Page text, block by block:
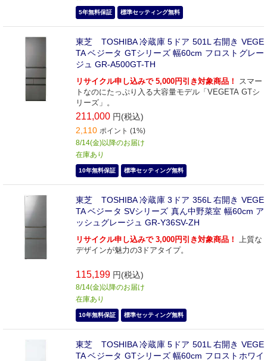
5年無料保証 標準セッティング無料
東芝 TOSHIBA 冷蔵庫 5ドア 501L 右開き VEGE
TA ベジータ GTシリーズ 幅60cm フロストグレー
ジュ GR-A500GT-TH
リサイクル申し込みで 5,000円引き対象商品！
スマー
トなのにたっぷり入る大容量モデル「VEGETA GTシ
リーズ」。
211,000 円(税込)
2,110 ポイント (1%)
8/14(金)以降のお届け
在庫あり
10年無料保証 標準セッティング無料
東芝 TOSHIBA 冷蔵庫 3ドア 356L 右開き VEGE
TA ベジータ SVシリーズ 真ん中野菜室 幅60cm ア
ッシュグレージュ GR-Y36SV-ZH
リサイクル申し込みで 3,000円引き対象商品！
上質な
デザインが魅力の3ドアタイプ。
115,199 円(税込)
8/14(金)以降のお届け
在庫あり
10年無料保証 標準セッティング無料
東芝 TOSHIBA 冷蔵庫 5ドア 501L 右開き VEGE
TA ベジータ GTシリーズ 幅60cm フロストホワイ